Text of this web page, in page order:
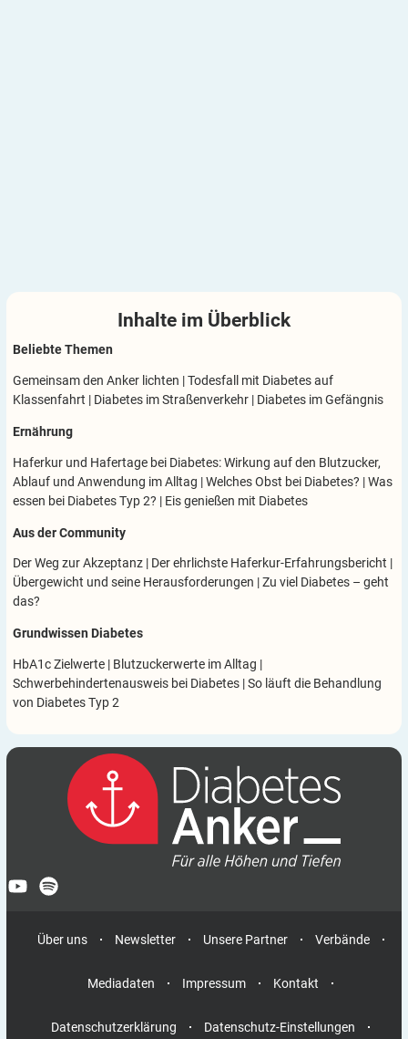
Inhalte im Überblick
Beliebte Themen
Gemeinsam den Anker lichten |Todesfall mit Diabetes auf
Klassenfahrt | Diabetes im Straßenverkehr | Diabetes im Gefängnis
Ernährung
Haferkur und Hafertage bei Diabetes: Wirkung auf den Blutzucker,
Ablauf und Anwendung im Alltag |Welches Obst bei Diabetes? |Was
essen bei Diabetes Typ 2? | Eis genießen mit Diabetes
Aus der Community
Der Weg zur Akzeptanz | Der ehrlichste Haferkur-Erfahrungsbericht |
Übergewicht und seine Herausforderungen |Zu viel Diabetes – geht
das?
Grundwissen Diabetes
HbA1c Zielwerte | Blutzuckerwerte im Alltag |
Schwerbehindertenausweis bei Diabetes |So läuft die Behandlung
von Diabetes Typ 2
Über uns Newsletter Unsere Partner Verbände
Mediadaten Impressum Kontakt
Datenschutzerklärung Datenschutz-Einstellungen